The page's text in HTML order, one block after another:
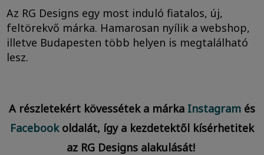
Az RG Designs egy most induló fiatalos, új,
feltörekvő márka. Hamarosan nyílik a webshop,
illetve Budapesten több helyen is megtalálható
lesz.
A részletekért kövessétek a márka Instagram és
Facebook oldalát, így a kezdetektől kísérhetitek
az RG Designs alakulását!